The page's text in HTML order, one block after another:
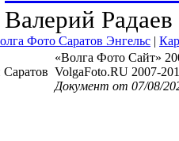
Валерий
Фото Саратов Энгельс |
Саратов
«Волга Фото Сайт»
VolgaFoto.RU 2007-
Документ от 07/08/